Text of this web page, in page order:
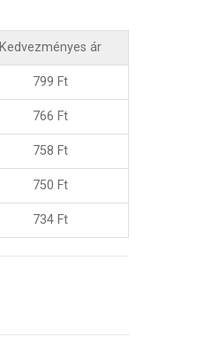
Kedvezményes ár
799 Ft
766 Ft
758 Ft
750 Ft
734 Ft